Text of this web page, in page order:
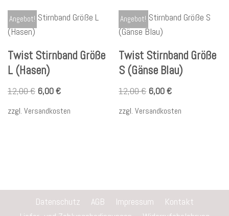
Angebot!
Twist Stirnband Größe
L (Hasen)
12,00€ 6,00€
zzgl. Versandkosten
Angebot!
Twist Stirnband Größe
S (Gänse Blau)
12,00€ 6,00€
zzgl.Versandkosten
Datenschutz AGB Impressum
Kontakt